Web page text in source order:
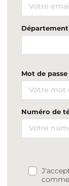
Département
Mot de passe
Numéro de